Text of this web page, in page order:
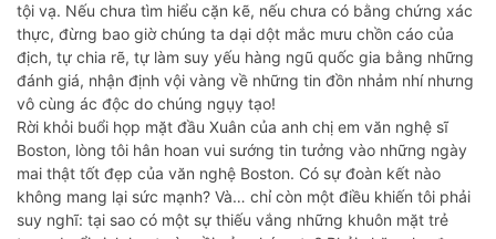
tội vạ. Nếu chưa tìm hiểu cặn kẽ, nếu chưa có bằng chứng xác
thực, đừng bao giờ chúng ta dại dột mắc mưu chồn cáo của
địch, tự chia rẽ, tự làm suy yếu hàng ngũ quốc gia bằng những
đánh giá, nhận định vội vàng về những tin đồn nhảm nhí nhưng
vô cùng ác độc do chúng ngụy tạo!
Rời khỏi buổi họp mặt đầu Xuân của anh chị em văn nghệ sĩ
Boston, lòng tôi hân hoan vui sướng tin tưởng vào những ngày
mai thật tốt đẹp của văn nghệ Boston. Có sự đoàn kết nào
không mang lại sức mạnh? Và… chỉ còn một điều khiến tôi phải
suy nghĩ: tại sao có một sự thiếu vắng những khuôn mặt trẻ